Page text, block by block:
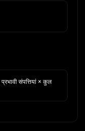
संपत्तियां × कुल